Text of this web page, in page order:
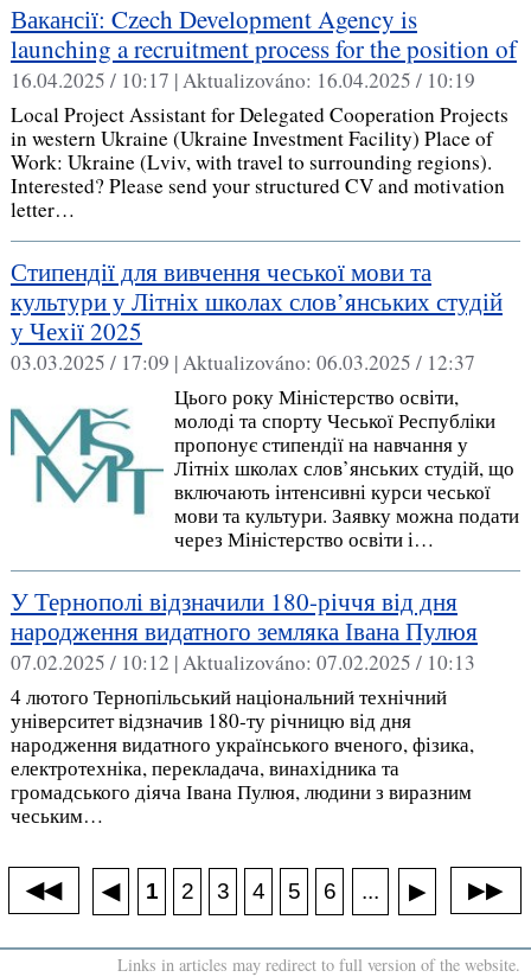
Вакансії: Czech Development Agency is
launching a recruitment process for the position of
16.04.2025 / 10:17 |Aktualizováno: 16.04.2025 / 10:19
Local Project Assistant for Delegated Cooperation Projects
in western Ukraine (Ukraine Investment Facility) Place of
Work: Ukraine (Lviv, with travel to surrounding regions).
Interested? Please send your structured CV and motivation
letter…
Стипендії для вивчення чеської мови та
культури у Літніх школах слов’янських студій
у Чехії 2025
03.03.2025 / 17:09 |Aktualizováno: 06.03.2025 / 12:37
Цього року Міністерство освіти,
молоді та спорту Чеської Республіки
пропонує стипендії на навчання у
Літніх школах слов’янських студій, що
включають інтенсивні курси чеської
мови та культури. Заявку можна подати
через Міністерство освіти і…
У Тернополі відзначили 180-річчя від дня
народження видатного земляка Івана Пулюя
07.02.2025 / 10:12 |Aktualizováno: 07.02.2025 / 10:13
4 лютого Тернопільський національний технічний
університет відзначив 180-ту річницю від дня
народження видатного українського вченого, фізика,
електротехніка, перекладача, винахідника та
громадського діяча Івана Пулюя, людини з виразним
чеським…
◀◀ ◀ 1 2 3 4 5 6 ... ▶ ▶▶
Links in articles may redirect to full version of the website.